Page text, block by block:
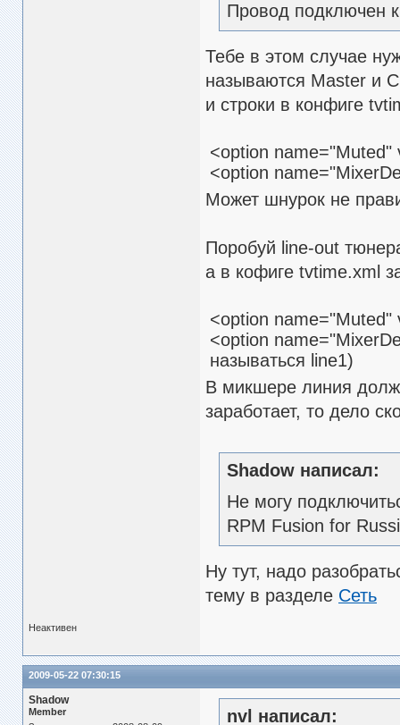
Провод подключен
Тебе в этом случае
называются Master и
и строки в конфиге
<option name="Muted"
<option
Может шнурок не
Поробуй line-out
а в кофиге tvtime.xml
<option name="Muted"
<option
называться line1)
В микшере линия
заработает, то дело
Shadow написал:
Не могу
RPM Fusion for
Ну тут, надо
тему в разделе Сеть
Неактивен
2009-05-22 07:30:15
Shadow
Member
nvl написал: